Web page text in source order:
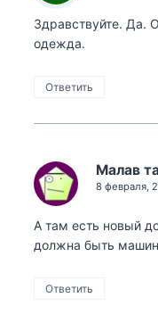
Здравствуйте. Да.
одежда.
Ответить
Малав
8 февраля,
А там есть новый
должна быть
Ответить